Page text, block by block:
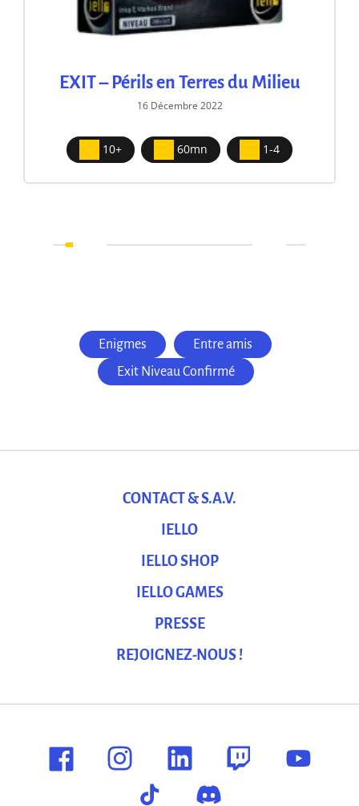
EXIT – Périls en Terres du Milieu
16 Décembre 2022
10+ 60mn 1-4
Enigmes
Entre amis
Exit Niveau Confirmé
CONTACT & S.A.V.
IELLO
IELLO SHOP
IELLO GAMES
PRESSE
REJOIGNEZ-NOUS !